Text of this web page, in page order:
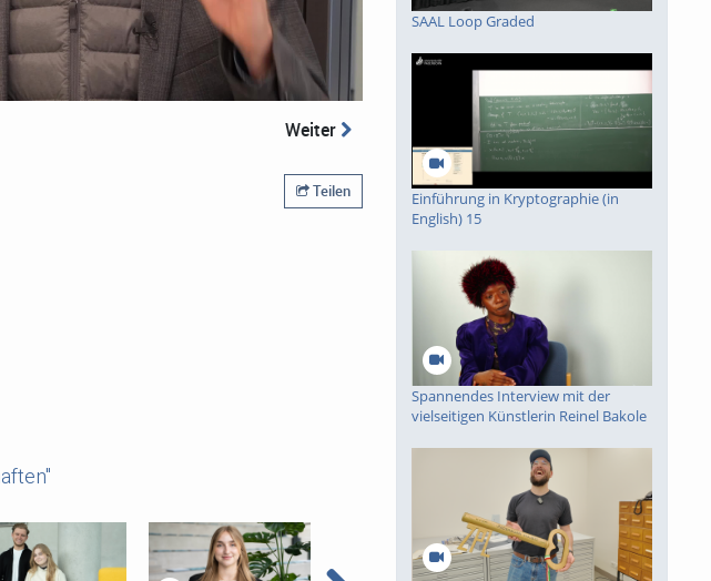
Weiter
Teilen
SAAL Loop Graded
Einführung in Kryptographie (in
English) 15
Spannendes Interview mit der
vielseitigen Künstlerin Reinel Bakole